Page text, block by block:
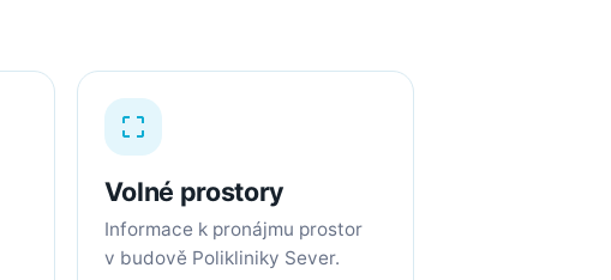
Volné prostory
Informace k pronájmu prostor
v budově Polikliniky Sever.